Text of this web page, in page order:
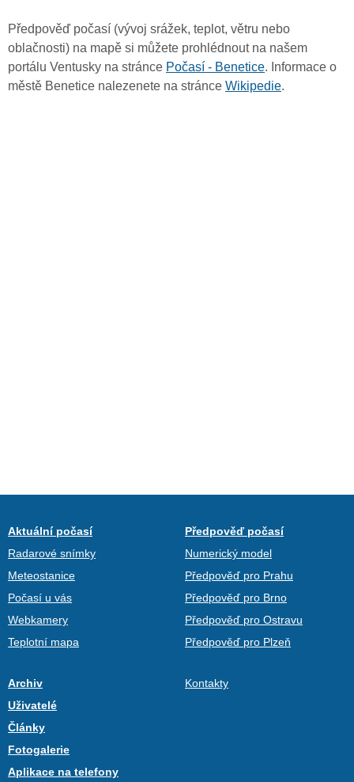
Předpověď počasí (vývoj srážek, teplot, větru nebo
oblačnosti) na mapě si můžete prohlédnout na našem
portálu Ventusky na stránce Počasí - Benetice. Informace o
městě Benetice nalezenete na stránce Wikipedie.
Aktuální počasí
Radarové snímky
Meteostanice
Počasí u vás
Webkamery
Teplotní mapa
Předpověď počasí
Numerický model
Předpověď pro Prahu
Předpověď pro Brno
Předpověď pro Ostravu
Předpověď pro Plzeň
Archiv
Uživatelé
Články
Fotogalerie
Aplikace na telefony
Kontakty